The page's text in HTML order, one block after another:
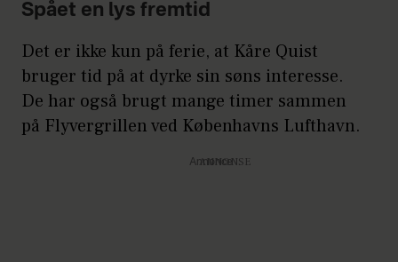
Spået en lys fremtid
Det er ikke kun på ferie, at Kåre Quist
bruger tid på at dyrke sin søns interesse.
De har også brugt mange timer sammen
på Flyvergrillen ved Københavns Lufthavn.
Annonce